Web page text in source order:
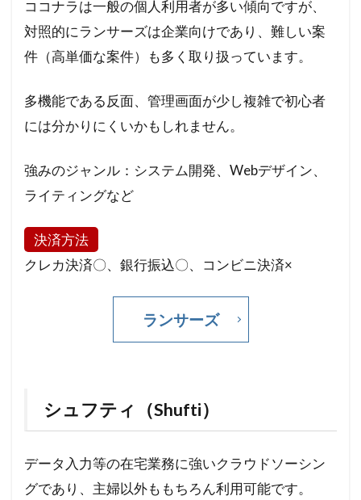
ココナラは一般の個人利用者が多い傾向ですが、
対照的にランサーズは企業向けであり、難しい案
件（高単価な案件）も多く取り扱っています。
多機能である反面、管理画面が少し複雑で初心者
には分かりにくいかもしれません。
強みのジャンル：システム開発、Webデザイン、
ライティングなど
決済方法
クレカ決済〇、銀行振込〇、コンビニ決済×
ランサーズ
シュフティ（Shufti）
データ入力等の在宅業務に強いクラウドソーシン
グであり、主婦以外ももちろん利用可能です。